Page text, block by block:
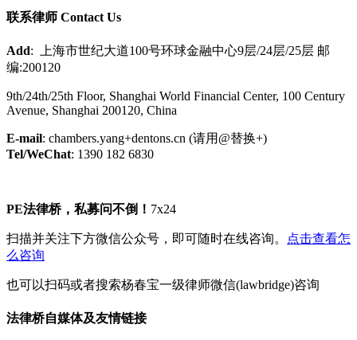
联系律师 Contact Us
Add: 上海市世纪大道100号环球金融中心9层/24层/25层 邮
编:200120
9th/24th/25th Floor, Shanghai World Financial Center, 100 Century
Avenue, Shanghai 200120, China
E-mail: chambers.yang+dentons.cn (请用@替换+)
Tel/WeChat: 1390 182 6830
PE法律桥，私募问不倒！ 7x24
扫描并关注下方微信公众号，即可随时在线咨询。
点击查看怎
么咨询
也可以扫码或者搜索杨春宝一级律师微信(lawbridge)咨询
法律桥自媒体及友情链接